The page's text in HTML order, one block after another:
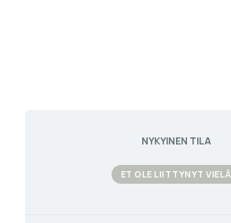
NYKYINEN TILA
ET OLE LIITTYNYT VIELÄ